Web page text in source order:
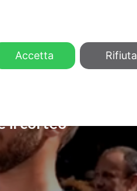
il corteo
Accetta Rifiuta